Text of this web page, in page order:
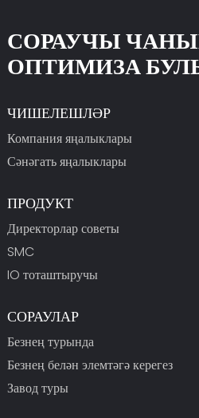
СОРАУЧЫ
ОПТИМИЗА
ЧИШЕЛЕШЛӘР
Компания яңалыклары
Сәнәгать яңалыклары
ПРОДУКТ
Директорлар советы
SMC
IO тоташтыручы
СОРАУЛАР
Безнең турында
Безнең белән элемтәгә керегез
Завод туры